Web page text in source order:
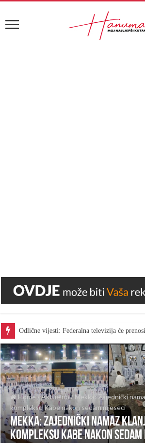
Odlične vijesti: Federalna televizija će
Home /Aktuelno/ Mekka: Zajednički
kompleksu Kabe nakon sedam mjeseci
Mekka: Zajednički namaz
kompleksu Kabe nakon sedam